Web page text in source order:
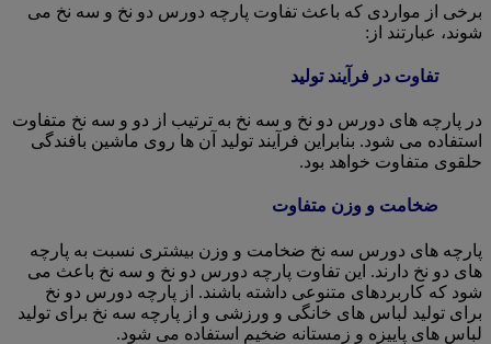
برخی از مواردی که باعث تفاوت پارچه دورس دو نخ و سه نخ می
شوند، عبارتند از:
تفاوت در فرآیند تولید
در پارچه های دورس دو نخ و سه نخ به ترتیب از دو و سه نخ متفاوت
استفاده می شود. بنابراین فرآیند تولید آن ها روی ماشین بافندگی
حلقوی متفاوت خواهد بود.
ضخامت و وزن متفاوت
پارچه های دورس سه نخ ضخامت و وزن بیشتری نسبت به پارچه
های دو نخ دارند. این تفاوت پارچه دورس دو نخ و سه نخ باعث می
شود که کاربردهای متنوعی داشته باشند. از پارچه دورس دو نخ
برای تولید لباس های خانگی و ورزشی و از پارچه سه نخ برای تولید
لباس های پاییزه و زمستانه ضخیم استفاده می شود.